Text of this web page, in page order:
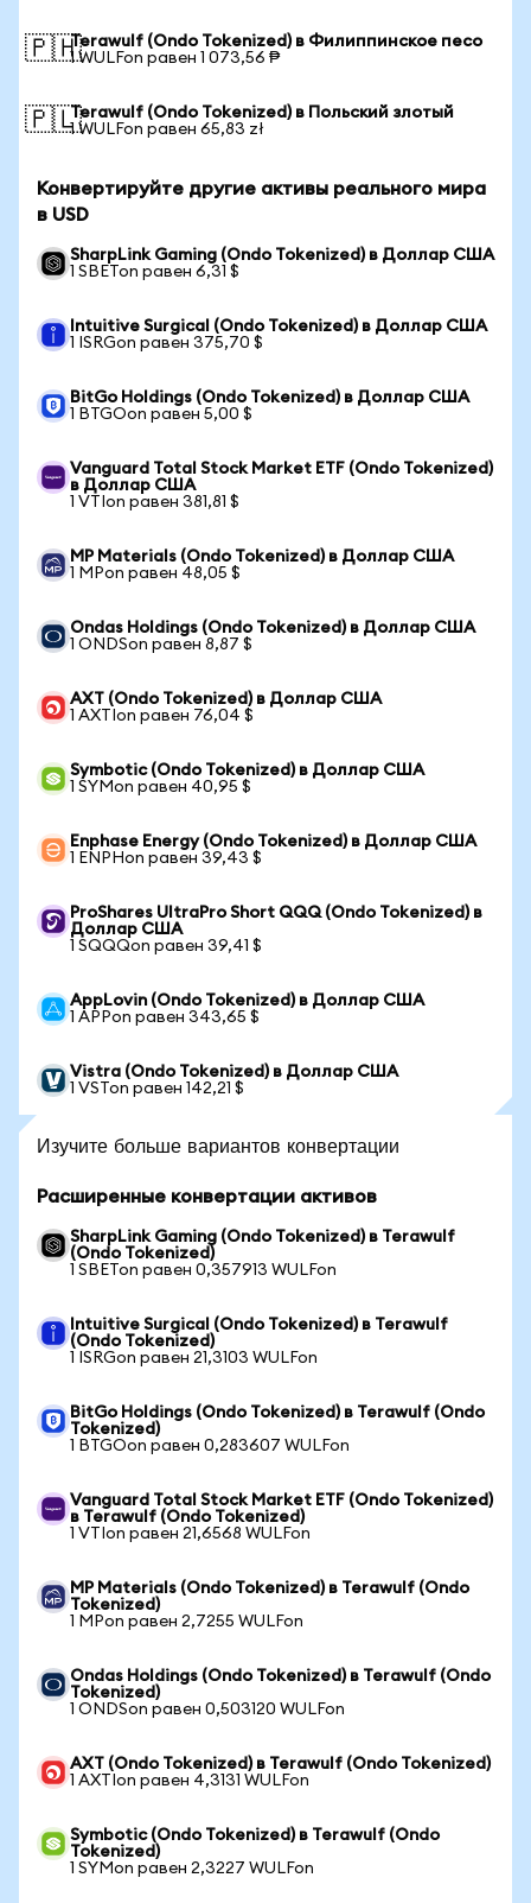
🇵🇭Terawulf (Ondo Tokenized) в Филиппинское песо
1 WULFon равен 1 073,56 ₱
🇵🇱Terawulf (Ondo Tokenized) в Польский злотый
1 WULFon равен 65,83 zł
Конвертируйте другие активы реального мира
в USD
SharpLink Gaming (Ondo Tokenized) в Доллар США
1 SBETon равен 6,31 $
Intuitive Surgical (Ondo Tokenized) в Доллар США
1 ISRGon равен 375,70 $
BitGo Holdings (Ondo Tokenized) в Доллар США
1 BTGOon равен 5,00 $
Vanguard Total Stock Market ETF (Ondo Tokenized)
в Доллар США
1 VTIon равен 381,81 $
MP Materials (Ondo Tokenized) в Доллар США
1 MPon равен 48,05 $
Ondas Holdings (Ondo Tokenized) в Доллар США
1 ONDSon равен 8,87 $
AXT (Ondo Tokenized) в Доллар США
1 AXTIon равен 76,04 $
Symbotic (Ondo Tokenized) в Доллар США
1 SYMon равен 40,95 $
Enphase Energy (Ondo Tokenized) в Доллар США
1 ENPHon равен 39,43 $
ProShares UltraPro Short QQQ (Ondo Tokenized) в
Доллар США
1 SQQQon равен 39,41 $
AppLovin (Ondo Tokenized) в Доллар США
1 APPon равен 343,65 $
Vistra (Ondo Tokenized) в Доллар США
1 VSTon равен 142,21 $
Изучите больше вариантов конвертации
Расширенные конвертации активов
SharpLink Gaming (Ondo Tokenized) в Terawulf
(Ondo Tokenized)
1 SBETon равен 0,357913 WULFon
Intuitive Surgical (Ondo Tokenized) в Terawulf
(Ondo Tokenized)
1 ISRGon равен 21,3103 WULFon
BitGo Holdings (Ondo Tokenized) в Terawulf (Ondo
Tokenized)
1 BTGOon равен 0,283607 WULFon
Vanguard Total Stock Market ETF (Ondo Tokenized)
в Terawulf (Ondo Tokenized)
1 VTIon равен 21,6568 WULFon
MP Materials (Ondo Tokenized) в Terawulf (Ondo
Tokenized)
1 MPon равен 2,7255 WULFon
Ondas Holdings (Ondo Tokenized) в Terawulf (Ondo
Tokenized)
1 ONDSon равен 0,503120 WULFon
AXT (Ondo Tokenized) в Terawulf (Ondo Tokenized)
1 AXTIon равен 4,3131 WULFon
Symbotic (Ondo Tokenized) в Terawulf (Ondo
Tokenized)
1 SYMon равен 2,3227 WULFon